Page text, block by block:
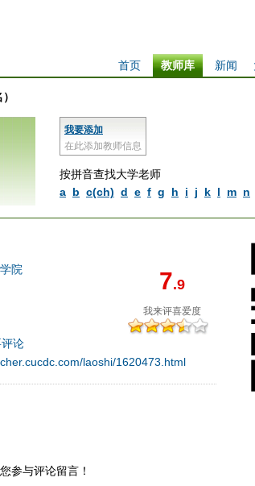
新闻
教师库
首页
我要添加
在此添加教师信息
按拼音查找大学老师
a b c(ch) d e f g h i j k l m n
7.9
我来评喜爱度
院
论
laoshi/1620473.html
参与评论留言！